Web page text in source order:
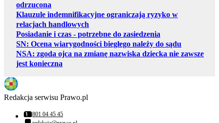
odrzucona
Klauzule indemnifikacyjne ograniczają ryzyko w
relacjach handlowych
Posiadanie i czas - potrzebne do zasiedzenia
SN: Ocena wiarygodności biegłego należy do sądu
NSA: zgoda ojca na zmianę nazwiska dziecka nie zawsze
jest konieczna
Redakcja serwisu Prawo.pl
Numer telefonu:
801 04 45 45